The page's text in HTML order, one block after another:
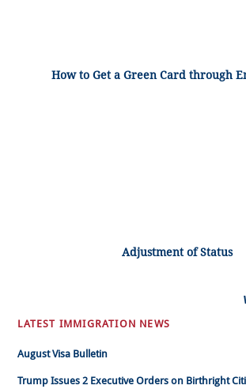
How to Get a Green Card through
Adjustment of Status
LATEST IMMIGRATION NEWS
August Visa Bulletin
Trump Issues 2 Executive Orders on Birthright